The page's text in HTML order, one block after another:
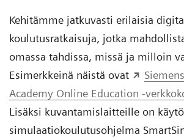
Kehitämme jatkuvasti erilaisia
koulutusratkaisuja, jotka
omassa tahdissa, missä ja milloin
Esimerkkeinä näistä ovat
Academy Online Education -
Lisäksi kuvantamislaitteille on
simulaatiokoulutusohjelma